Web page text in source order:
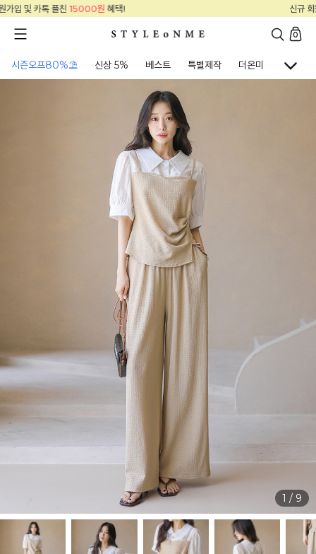
신규 회원가입 및 카톡 플친
0
시즌오프80%⛱ 신상 5% 베스트 특별제작 더온미 골프웨어
1 / 9